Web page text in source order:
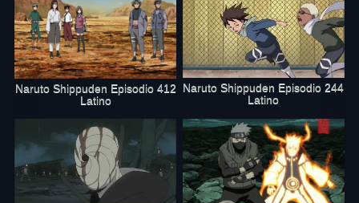
Naruto Shippuden Episodio 412
Latino
Naruto Shippuden Episodio 244
Latino